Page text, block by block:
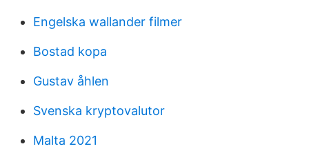
Engelska wallander filmer
Bostad kopa
Gustav åhlen
Svenska kryptovalutor
Malta 2021